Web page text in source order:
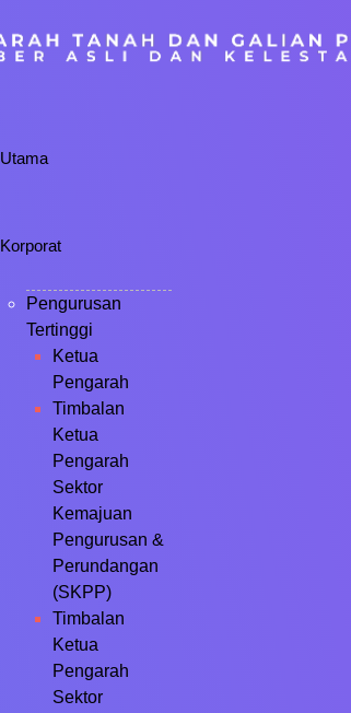
Utama
Korporat
Pengurusan
Tertinggi
Ketua
Pengarah
Timbalan
Ketua
Pengarah
Sektor
Kemajuan
Pengurusan &
Perundangan
(SKPP)
Timbalan
Ketua
Pengarah
Sektor